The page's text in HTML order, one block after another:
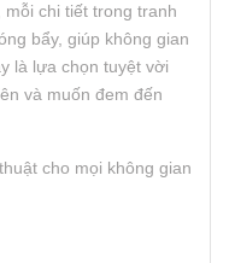
chi tiết trong tranh
bẩy, giúp không gian
là lựa chọn tuyệt vời
và muốn đem đến
cho mọi không gian